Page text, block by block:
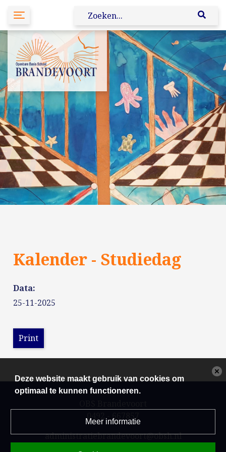
Kalender - Studiedag
Data:
25-11-2025
Print
0492 - 667857
administratiebrandevoort@obsh.nl
Deze website maakt gebruik van cookies om
optimaal te kunnen functioneren.
Meer informatie